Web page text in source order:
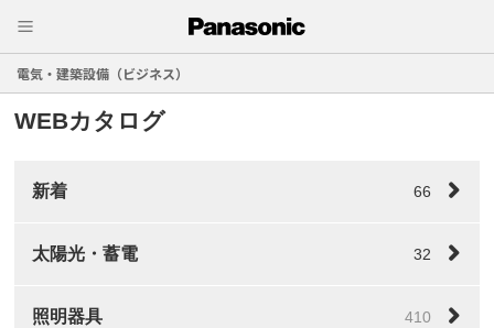
電気・建築設備（ビジネス）
WEBカタログ
新着 66
太陽光・蓄電 32
照明器具 410